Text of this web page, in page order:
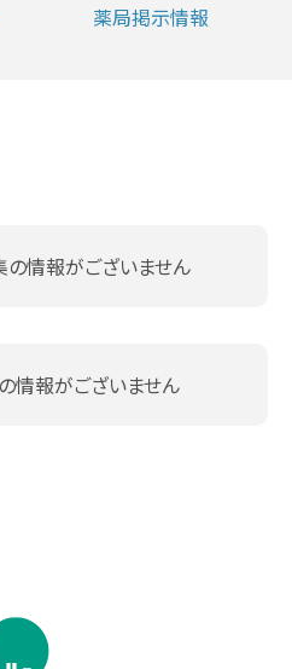
薬局掲示情報
の情報がございません
情報がございません